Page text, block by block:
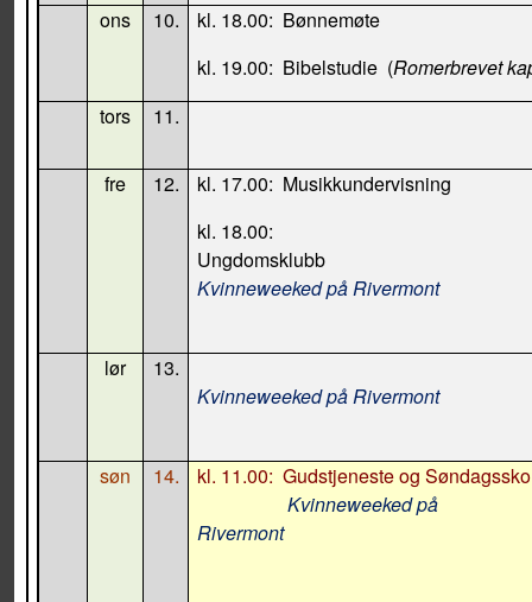
ons 10. kl. 18.00: Bønnemøte
kl. 19.00: Bibelstudie (Romerbrevet
tors
11.
fre 12. kl. 17.00: Musikkundervisning
kl. 18.00:
Ungdomsklubb
Kvinneweeked på Rivermont
lør
13.
Kvinneweeked på Rivermont
søn 14. kl. 11.00: Gudstjeneste og
Kvinneweeked på
Rivermont